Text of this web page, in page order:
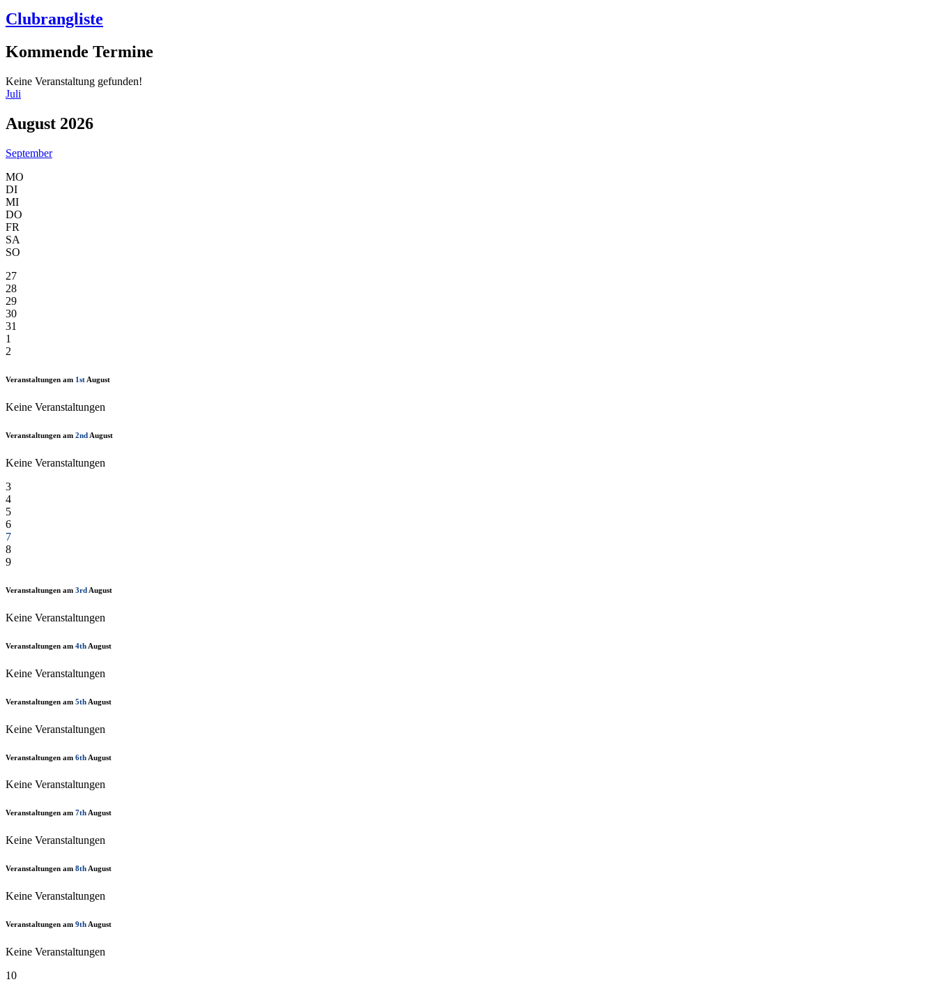
Clubrangliste
Kommende Termine
Keine Veranstaltung gefunden!
Juli
August 2026
September
MO
DI
MI
DO
FR
SA
SO
27
28
29
30
31
1
2
Veranstaltungen am 1st August
Keine Veranstaltungen
Veranstaltungen am 2nd August
Keine Veranstaltungen
3
4
5
6
7
8
9
Veranstaltungen am 3rd August
Keine Veranstaltungen
Veranstaltungen am 4th August
Keine Veranstaltungen
Veranstaltungen am 5th August
Keine Veranstaltungen
Veranstaltungen am 6th August
Keine Veranstaltungen
Veranstaltungen am 7thAugust
Keine Veranstaltungen
Veranstaltungen am 8th August
Keine Veranstaltungen
Veranstaltungen am 9th August
Keine Veranstaltungen
10